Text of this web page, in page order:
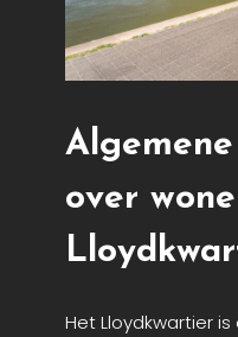
over
Het Lloydkwartier